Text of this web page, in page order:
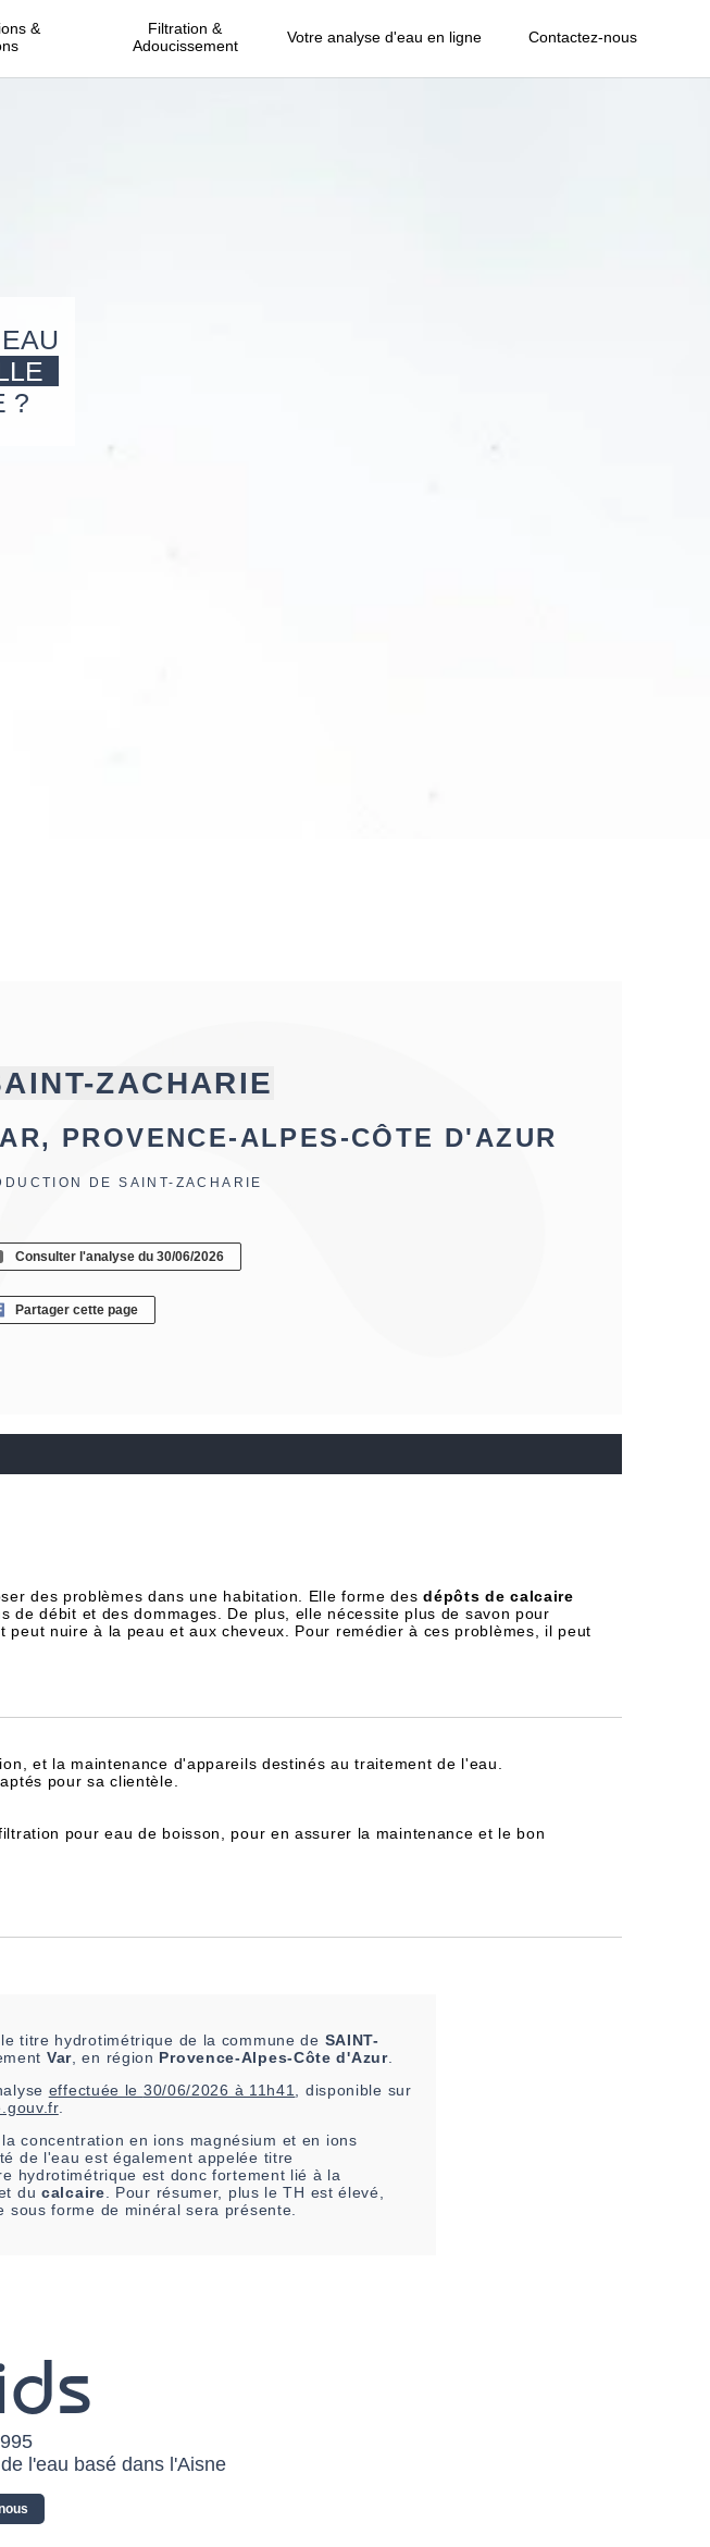
&
Filtration &
Adoucissement
Votre analyse d'eau en ligne Contactez-nous
?
ZACHARIE
PROVENCE-ALPES-CÔTE D'AZUR
DE SAINT-ZACHARIE
Consulter l'analyse du 30/06/2026
Partager cette page
des problèmes dans une habitation. Elle forme desdépôts de calcaire
débit et des dommages. De plus, elle nécessite plus de savon pour
nuire à la peau et aux cheveux. Pour remédier à ces problèmes, il peut
et la maintenance d'appareils destinés au traitement de l'eau.
pour sa clientèle.
pour eau de boisson, pour en assurer la maintenance et le bon
titre hydrotimétrique de la commune de SAINT-
Var, en région Provence-Alpes-Côte d'Azur.
effectuée le 30/06/2026 à 11h41, disponible sur
.
concentration en ions magnésium et en ions
de l'eau est également appelée titre
hydrotimétrique est donc fortement lié à la
du calcaire. Pour résumer, plus le TH est élevé,
sous forme de minéral sera présente.
l'eau basé dans l'Aisne